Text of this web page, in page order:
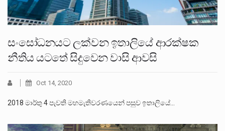
සංසෝධනයට ලක්වන ඉතාලියේ ආරක්ෂක
නීතිය යටතේ සිදුවෙන වාසි ආවසි
Oct 14, 2020
2018 මාර්තු 4 පැවති මහමැතිවරණයෙන් පසුව ඉතාලියේ…